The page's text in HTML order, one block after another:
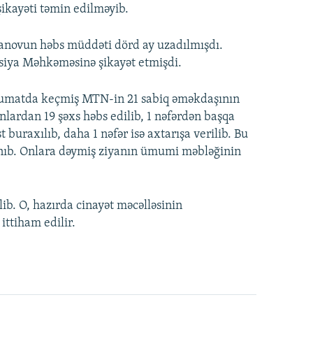
təmin edilməyib.
həbs müddəti dörd ay uzadılmışdı.
Məhkəməsinə şikayət etmişdi.
keçmiş MTN-in 21 sabiq əməkdaşının
19 şəxs həbs edilib, 1 nəfərdən başqa
daha 1 nəfər isə axtarışa verilib. Bu
Onlara dəymiş ziyanın ümumi məbləğinin
O, hazırda cinayət məcəlləsinin
ittiham edilir.